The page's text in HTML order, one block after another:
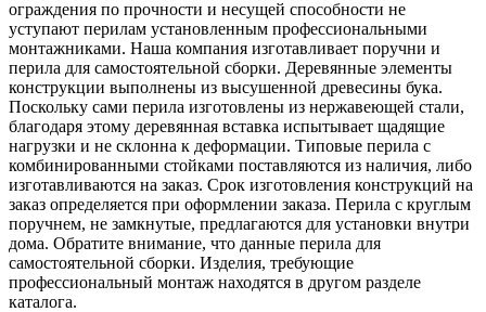
ограждения по прочности и несущей способности не
уступают перилам установленным профессиональными
монтажниками. Наша компания изготавливает поручни и
перила для самостоятельной сборки. Деревянные элементы
конструкции выполнены из высушенной древесины бука.
Поскольку сами перила изготовлены из нержавеющей стали,
благодаря этому деревянная вставка испытывает щадящие
нагрузки и не склонна к деформации. Типовые перила с
комбинированными стойками поставляются из наличия, либо
изготавливаются на заказ. Срок изготовления конструкций на
заказ определяется при оформлении заказа. Перила с круглым
поручнем, не замкнутые, предлагаются для установки внутри
дома. Обратите внимание, что данные перила для
самостоятельной сборки. Изделия, требующие
профессиональный монтаж находятся в другом разделе
каталога.